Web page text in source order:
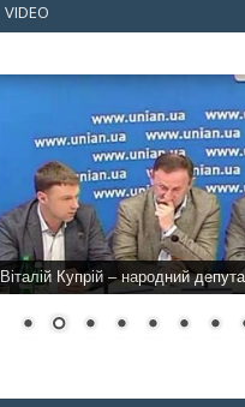
VIDEO
Віталій Купрій – народний